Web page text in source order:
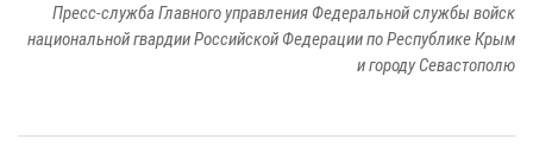
Пресс-служба Главного управления Федеральной службы войск
национальной гвардии Российской Федерации по Республике Крым
и городу Севастополю